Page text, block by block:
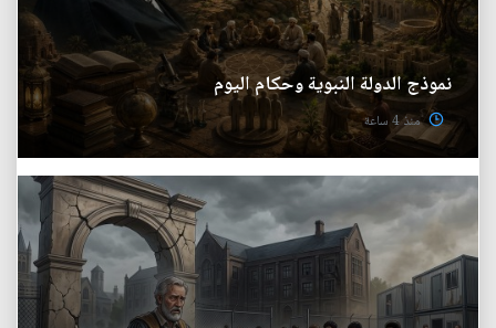
نموذج الدولة النبوية وحكام اليوم
منذ 4 ساعة